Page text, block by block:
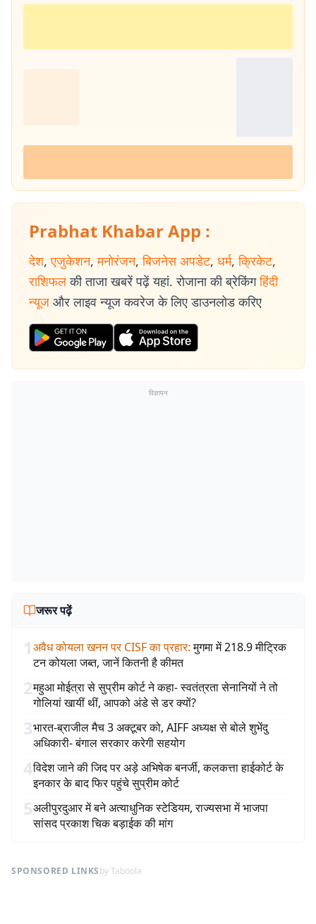
Prabhat Khabar App :
देश, एजुकेशन, मनोरंजन, बिजनेस अपडेट, धर्म, क्रिकेट,
राशिफल की ताजा खबरें पढ़ें यहां. रोजाना की ब्रेकिंग हिंदी
न्यूज और लाइव न्यूज कवरेज के लिए डाउनलोड करिए
विज्ञापन
जरूर पढ़ें
1अवैध कोयला खनन पर CISF का प्रहार: मुगमा में 218.9 मीट्रिक
टन कोयला जब्त, जानें कितनी है कीमत
2महुआ मोईत्रा से सुप्रीम कोर्ट ने कहा- स्वतंत्रता सेनानियों ने तो
गोलियां खायीं थीं, आपको अंडे से डर क्यों?
3भारत-ब्राजील मैच 3 अक्टूबर को, AIFF अध्यक्ष से बोले शुभेंदु
अधिकारी- बंगाल सरकार करेगी सहयोग
4विदेश जाने की जिद पर अड़े अभिषेक बनर्जी, कलकत्ता हाईकोर्ट के
इनकार के बाद फिर पहुंचे सुप्रीम कोर्ट
5अलीपुरदुआर में बने अत्याधुनिक स्टेडियम, राज्यसभा में भाजपा
सांसद प्रकाश चिक बड़ाईक की मांग
SPONSORED LINKSby Taboola